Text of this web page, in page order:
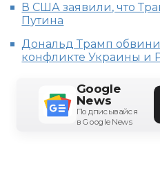
В США заявили, что
Путина
Дональд Трамп
конфликте Украины и
Google
News
Подписывайся
в Google News